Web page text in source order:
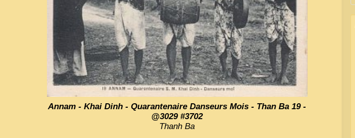
Annam - Khai Dinh - Quarantenaire Danseurs Mois - Than Ba 19 -
@3029 #3702
Thanh Ba